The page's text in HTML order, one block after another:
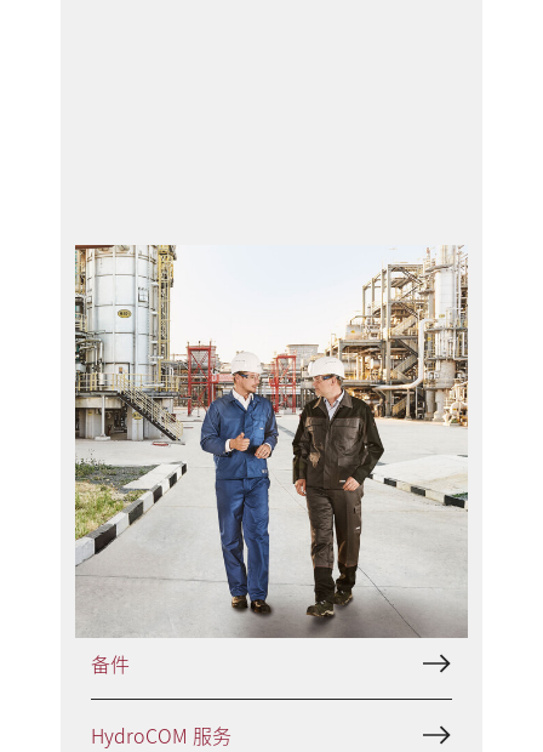
服务
PRR - 活塞杆修理
HPR - 填料盒维修
HVR - 气阀修复
PowerPEEK® 修复方案（适用于型面
网状阀）
备件
HydroCOM 服务